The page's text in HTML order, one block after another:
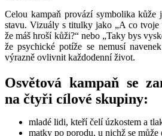
Celou kampaň provází symbolika kůže
stavu. Vizuály s titulky jako „A co tvoje
že máš hroší kůži?“ nebo „Taky bys
že psychické potíže se nemusí
výrazně ovlivnit každodenní život.
Osvětová kampaň se
na čtyři cílové skupiny:
mladé lidi, kteří čelí úzkostem a
matky po porodu, u nichž se